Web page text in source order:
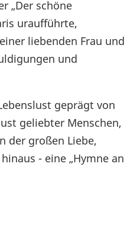
„Der schöne
uraufführte,
liebenden Frau und
und
geprägt von
geliebter Menschen,
der großen Liebe,
- eine „Hymne an